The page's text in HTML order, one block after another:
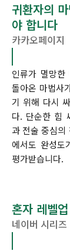
귀환자의
야 합니다
카카오페이지
인류가 멸망한
돌아온 마법사
기 위해 다시
다. 단순한 힘
과 전술 중심의
에서도 완성도
평가받습니다.
혼자 레벨
네이버 시리즈